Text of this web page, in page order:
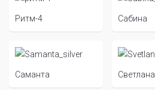
Ритм-4 Сабина
Саманта Светлана